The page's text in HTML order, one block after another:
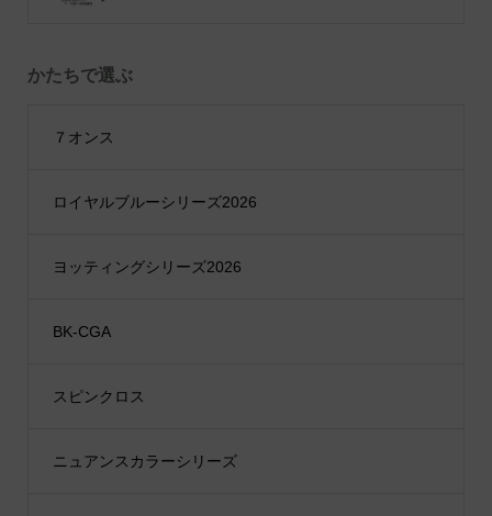
かたちで選ぶ
７オンス
ロイヤルブルーシリーズ2026
ヨッティングシリーズ2026
BK-CGA
スピンクロス
ニュアンスカラーシリーズ